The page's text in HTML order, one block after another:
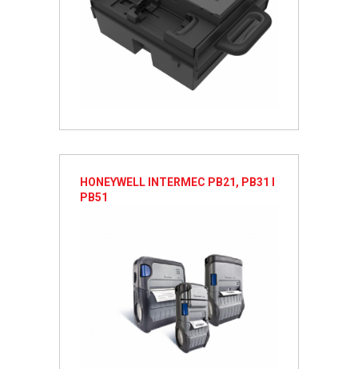
HONEYWELL INTERMEC PB21, PB31 I
PB51